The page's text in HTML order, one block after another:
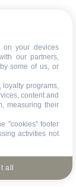
on your devices
our partners,
some of us, or
programs,
content and
measuring their
"cookies" footer
activities not
all